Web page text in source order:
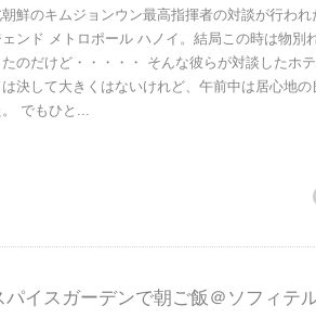
鮮のキムジョンウン最高指揮者の対談が行われ
ンド メトロポール ハノイ。結局この時は物別
のだけど・・・・・ そんな彼らが対談したホ
決して大きくはないけれど、午前中は居心地の
でもひと...
パイスガーデンで朝ご飯＠ソフィテ